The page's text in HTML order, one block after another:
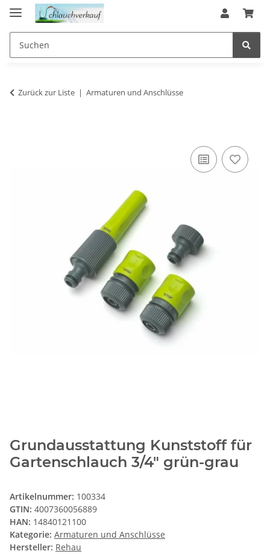
Zurück zur Liste Armaturen und Anschlüsse
Grundausstattung Kunststoff für
Gartenschlauch 3/4" grün-grau
Artikelnummer: 100334
GTIN: 4007360056889
HAN: 14840121100
Kategorie: Armaturen und Anschlüsse
Hersteller: Rehau